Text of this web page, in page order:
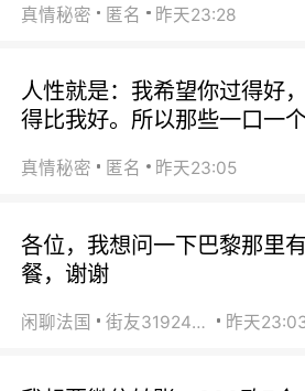
真情秘密 匿名 昨天23:28
人性就是：我希望你过得好
得比我好。所以那些一口一
真情秘密 匿名 昨天23:05
各位，我想问一下巴黎那里
餐，谢谢
闲聊法国 街友31924072 昨天